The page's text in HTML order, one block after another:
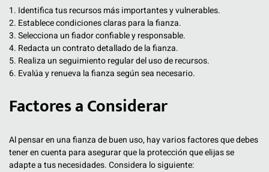
1. Identifica tus recursos más importantes y vulnerables.
2. Establece condiciones claras para la fianza.
3. Selecciona un fiador confiable y responsable.
4. Redacta un contrato detallado de la fianza.
5. Realiza un seguimiento regular del uso de recursos.
6. Evalúa y renueva la fianza según sea necesario.
Factores a Considerar
Al pensar en una fianza de buen uso, hay varios factores que debes
tener en cuenta para asegurar que la protección que elijas se
adapte a tus necesidades. Considera lo siguiente: